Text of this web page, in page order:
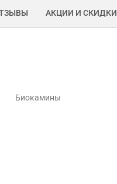
АКЦИИ И СКИДКИ
Биокамины